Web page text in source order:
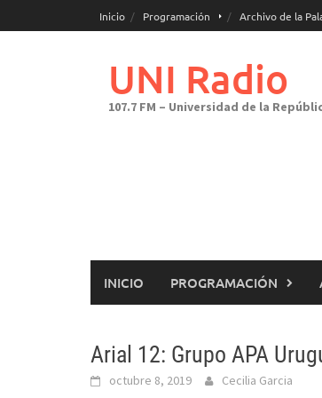
al
Inicio Programación Archivo de la
UNI Radio
107.7 FM – Universidad de la
INICIO PROGRAMACIÓN
Arial 12: Grupo APA
octubre 8, 2019 Cecilia Garcia